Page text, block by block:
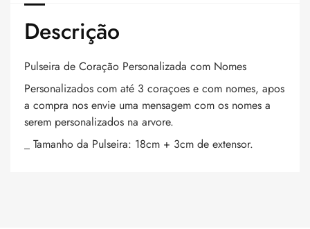
Descrição
Pulseira de Coração Personalizada com Nomes
Personalizados com até 3 coraçoes e com nomes, apos
a compra nos envie uma mensagem com os nomes a
serem personalizados na arvore.
_ Tamanho da Pulseira: 18cm + 3cm de extensor.